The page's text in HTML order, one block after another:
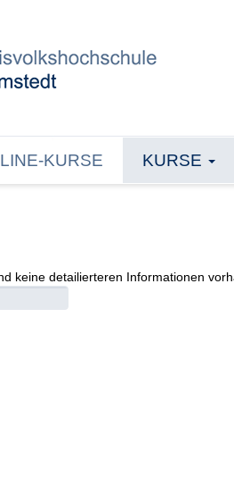
KURSE KURSE
keine detailierteren Informationen